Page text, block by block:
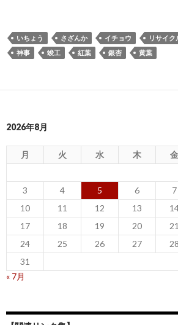
いちょう さざんか イチョウ リサイク
神事
竣工 紅葉 銀杏 黄葉
2026年8月
月 火 水 木 金
3
4 5 6 7
10
11 12 13
17
18 19 20 21
24
25 26 27 28
31
« 7月